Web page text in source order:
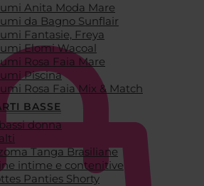
Anita Moda Mare
da Bagno Sunflair
Fantasie, Freya
Elomi Wacoal
Rosa Faia Mare
Piscina
Rosa Faia Mix & Match
BASSE
donna
Tanga Brasiliane
intime e contenitive
Panties Shorty